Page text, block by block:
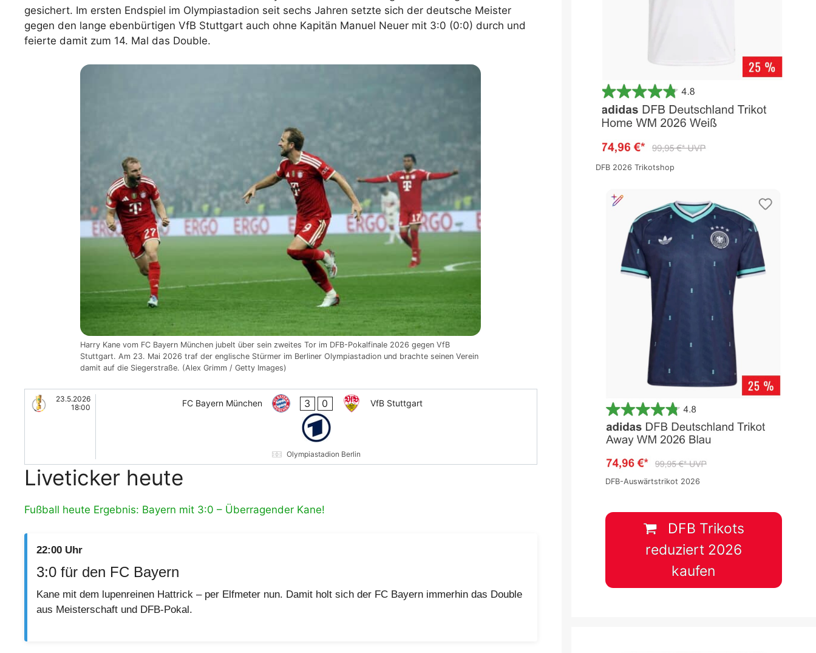
WM 2026 Spielplan Excel – kostenlos
downloaden & automatisch ausfüllen
gesichert. Im ersten Endspiel im Olympiastadion seit sechs Jahren setzte sich der deutsche Meister
gegen den lange ebenbürtigen VfB Stuttgart auch ohne Kapitän Manuel Neuer mit 3:0 (0:0) durch und
feierte damit zum 14. Mal das Double.
Harry Kane vom FC Bayern München jubelt über sein zweites Tor im DFB-Pokalfinale 2026 gegen VfB
Stuttgart. Am 23. Mai 2026 traf der englische Stürmer im Berliner Olympiastadion und brachte seinen Verein
damit auf die Siegerstraße. (Alex Grimm / Getty Images)
23.5.2026
18:00
FC Bayern München 3 0 VfB Stuttgart
Olympiastadion Berlin
Liveticker heute
Fußball heute Ergebnis: Bayern mit 3:0 – Überragender Kane!
22:00 Uhr
3:0 für den FC Bayern
Kane mit dem lupenreinen Hattrick – per Elfmeter nun. Damit holt sich der FC Bayern immerhin das Double
aus Meisterschaft und DFB-Pokal.
DFB 2026 Trikotshop
DFB-Auswärtstrikot 2026
DFB Trikots
reduziert 2026
kaufen